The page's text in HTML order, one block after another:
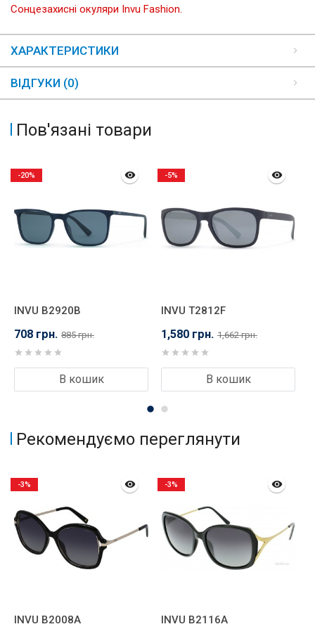
Сонцезахисні окуляри Invu Fashion.
ХАРАКТЕРИСТИКИ
ВІДГУКИ (0)
Пов'язані товари
INVU B2920B
708 грн. 885 грн.
В кошик
-20%
INVU T2812F
1,580 грн. 1,662 грн.
В кошик
-5%
Рекомендуємо переглянути
INVU B2008A
-3%
INVU B2116A
-3%